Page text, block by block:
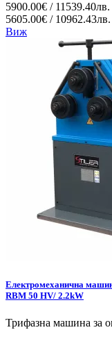
5900.00€ / 11539.40лв.
5605.00€ / 10962.43лв.
Виж
Електромеханична
RBM 50 HV/ 2.2kW
Трифазна машина за